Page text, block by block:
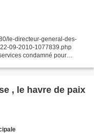
le-directeur-general-des-
09-2010-1077839.php
condamné pour
, le havre de paix